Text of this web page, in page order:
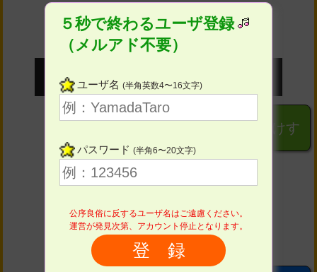
１ ２ ３ けす
４ ５
６
７
８
９
５秒で終わるユーザ登録
（メルアド不要）
ユーザ名 (半角英数4〜16文字)
パスワード (半角6〜20文字)
公序良俗に反するユーザ名はご遠慮ください。
運営が発見次第、アカウント停止となります。